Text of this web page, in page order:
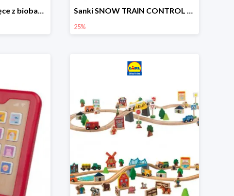
lupilu Body niemowlęce z biobawełny Sanki SNOW TRAIN CONTROL -25%
25%